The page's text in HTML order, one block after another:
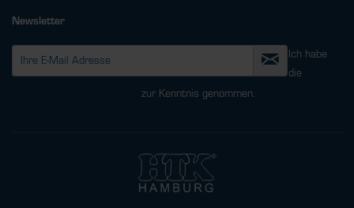
Newsletter
Ich habe
die
zur Kenntnis genommen.